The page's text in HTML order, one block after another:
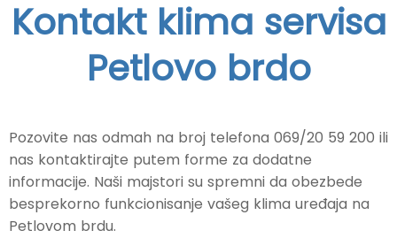
Kontakt klima servisa
Petlovo brdo
Pozovite nas odmah na broj telefona 069/20 59 200 ili
nas kontaktirajte putem forme za dodatne
informacije. Naši majstori su spremni da obezbede
besprekorno funkcionisanje vašeg klima uređaja na
Petlovom brdu.